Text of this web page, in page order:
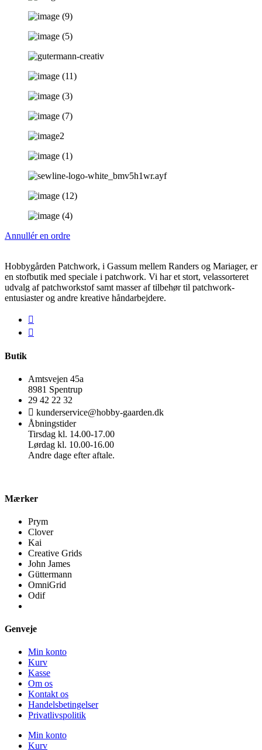
Annullér en ordre
Hobbygården Patchwork, i Gassum mellem Randers og Mariager, er
en stofbutik med speciale i patchwork. Vi har et stort, velassorteret
udvalg af patchworkstof samt masser af tilbehør til patchwork-
entusiaster og andre kreative håndarbejdere.
Butik
Amtsvejen 45a
8981 Spentrup
29 42 22 32
kunderservice@hobby-gaarden.dk
Åbningstider
Tirsdag kl. 14.00-17.00
Lørdag kl. 10.00-16.00
Andre dage efter aftale.
Mærker
Prym
Clover
Kai
Creative Grids
John James
Güttermann
OmniGrid
Odif
Genveje
Min konto
Kurv
Kasse
Om os
Kontakt os
Handelsbetingelser
Privatlivspolitik
Min konto
Kurv